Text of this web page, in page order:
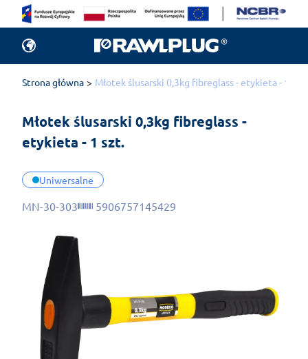
Strona główna Młotek ślusarski 0,3kg fibreglass - etykieta - 1 szt.
Młotek ślusarski 0,3kg fibreglass -
etykieta - 1 szt.
Uniwersalne
MN-30-303 5906757145429